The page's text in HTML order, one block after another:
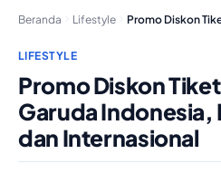
Beranda Lifestyle
LIFESTYLE
Promo Diskon
Garuda Indonesia,
dan Internasional